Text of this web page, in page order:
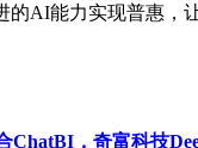
能力实现普惠，
ChatBI，奇富科技